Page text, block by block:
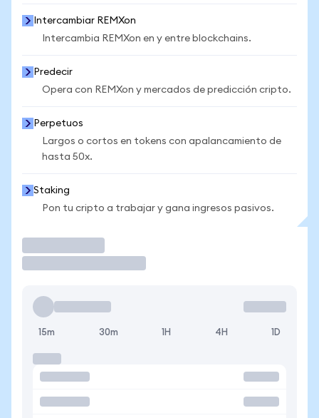
Intercambiar REMXon
Intercambia REMXon en y entre blockchains.
Predecir
Opera con REMXon y mercados de predicción cripto.
Perpetuos
Largos o cortos en tokens con apalancamiento de
hasta 50x.
Staking
Pon tu cripto a trabajar y gana ingresos pasivos.
15m 30m 1H 4H 1D